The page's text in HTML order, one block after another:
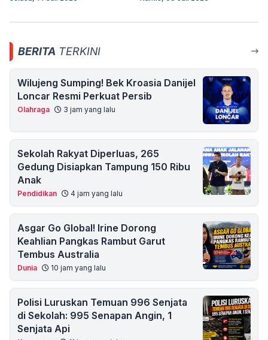
BERITA TERKINI
Wilujeng Sumping! Bek Kroasia Danijel
Loncar Resmi Perkuat Persib
Olahraga 3 jam yang lalu
Sekolah Rakyat Diperluas, 265
Gedung Disiapkan Tampung 150 Ribu
Anak
Pendidikan 4 jam yang lalu
Asgar Go Global! Irine Dorong
Keahlian Pangkas Rambut Garut
Tembus Australia
Dunia 10 jam yang lalu
Polisi Luruskan Temuan 996 Senjata
di Sekolah: 995 Senapan Angin, 1
Senjata Api